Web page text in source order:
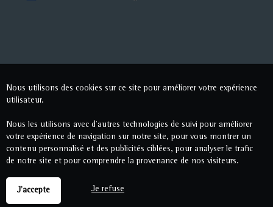
Nous utilisons des cookies sur ce site pour améliorer votre expérience
utilisateur.
Nous les utilisons avec d'autres technologies de suivi pour améliorer
votre expérience de navigation sur notre site, pour vous montrer un
contenu personnalisé et des publicités ciblées, pour analyser le trafic
de notre site et pour comprendre la provenance de nos visiteurs.
J'accepte Je refuse